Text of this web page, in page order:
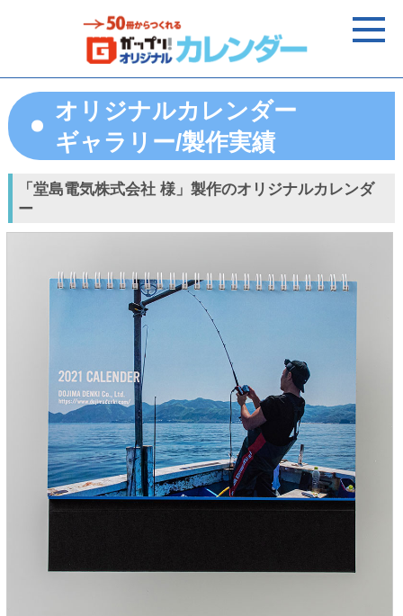
オリジナルカレンダー
ギャラリー/製作実績
「堂島電気株式会社 様」製作のオリジナルカレンダ
ー